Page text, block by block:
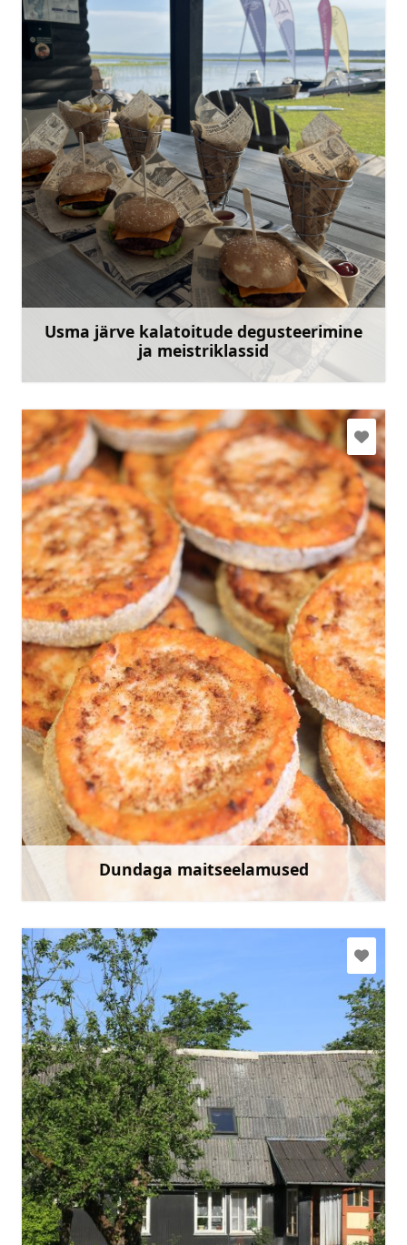
Usma järve kalatoitude degusteerimine
ja meistriklassid
usmasgarsa@gmail.com
+371 27007756
Rohkem teavet
Dundaga maitseelamused
dundagas.garsas@gmail.com
+371 26338797
Mine
Rohkem teavet